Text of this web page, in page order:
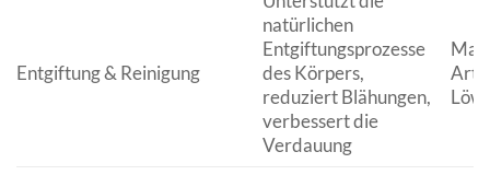
Entgiftung & Reinigung
natürlichen
Entgiftungsprozesse
des Körpers,
reduziert Blähungen,
verbessert die
Verdauung